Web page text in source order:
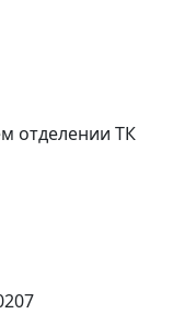
отделении ТК